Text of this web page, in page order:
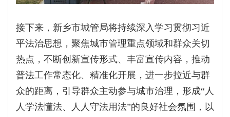
接下来，新乡市城管局将持续深入学习贯彻习近
平法治思想，聚焦城市管理重点领域和群众关切
热点，不断创新宣传形式、丰富宣传内容，推动
普法工作常态化、精准化开展，进一步拉近与群
众的距离，引导群众主动参与城市治理，形成“人
人学法懂法、人人守法用法”的良好社会氛围，以